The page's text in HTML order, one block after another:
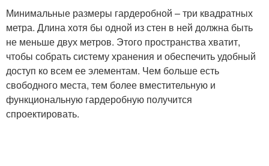
Минимальные размеры гардеробной – три квадратных
метра. Длина хотя бы одной из стен в ней должна быть
не меньше двух метров. Этого пространства хватит,
чтобы собрать систему хранения и обеспечить удобный
доступ ко всем ее элементам. Чем больше есть
свободного места, тем более вместительную и
функциональную гардеробную получится
спроектировать.